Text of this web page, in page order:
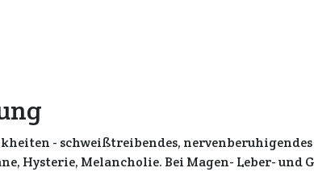
- schweißtreibendes,
Hysterie, Melancholie. Bei Magen- Leber- und